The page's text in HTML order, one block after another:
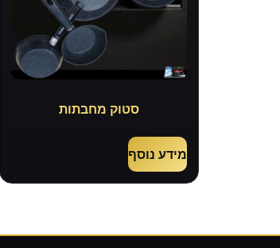
סטוק מחבתות
מידע נוסף